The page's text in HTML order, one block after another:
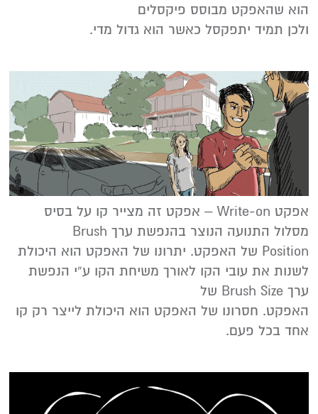
הוא שהאפקט מבוסס פיקסלים
ולכן תמיד יתפקסל כאשר הוא גדול מדי.
אפקט Write-on – אפקט זה מצייר קו על בסיס
מסלול התנועה הנוצר בהנפשת ערך Brush
Position של האפקט. יתרונו של האפקט הוא היכולת
לשנות את עובי הקו לאורך משיחת הקו ע”י הנפשת
ערך Brush Size של
האפקט. חסרונו של האפקט הוא היכולת לייצר רק קו
אחד בכל פעם.